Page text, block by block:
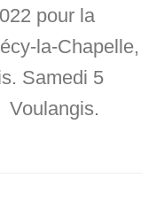
pour la
la-Chapelle,
Samedi 5